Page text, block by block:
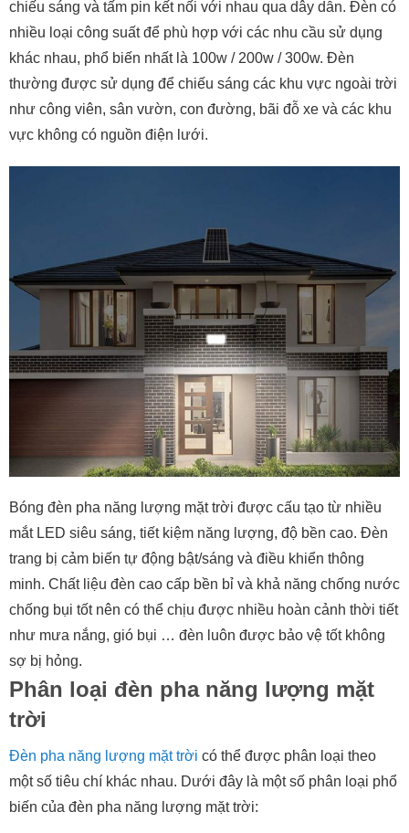
chiếu sáng và tấm pin kết nối với nhau qua dây dẫn. Đèn có
nhiều loại công suất để phù hợp với các nhu cầu sử dụng
khác nhau, phổ biến nhất là 100w / 200w / 300w. Đèn
thường được sử dụng để chiếu sáng các khu vực ngoài trời
như công viên, sân vườn, con đường, bãi đỗ xe và các khu
vực không có nguồn điện lưới.
Bóng đèn pha năng lượng mặt trời được cấu tạo từ nhiều
mắt LED siêu sáng, tiết kiệm năng lượng, độ bền cao. Đèn
trang bị cảm biến tự động bật/sáng và điều khiển thông
minh. Chất liệu đèn cao cấp bền bỉ và khả năng chống nước
chống bụi tốt nên có thể chịu được nhiều hoàn cảnh thời tiết
như mưa nắng, gió bụi … đèn luôn được bảo vệ tốt không
sợ bị hỏng.
Phân loại đèn pha năng lượng mặt
trời
Đèn pha năng lượng mặt trời có thể được phân loại theo
một số tiêu chí khác nhau. Dưới đây là một số phân loại phổ
biến của đèn pha năng lượng mặt trời: